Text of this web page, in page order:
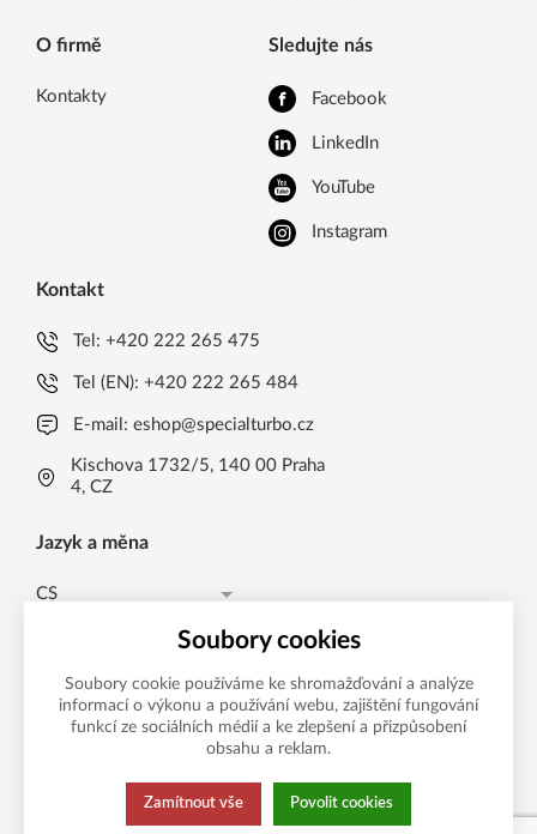
O firmě
Kontakty
Sledujte nás
Facebook
LinkedIn
YouTube
Instagram
Kontakt
Tel:+420 222 265 475
Tel (EN):+420 222 265 484
E-mail:eshop@specialturbo.cz
Kischova 1732/5, 140 00 Praha
4, CZ
Jazyk a měna
CS
EN
Česká koruna CZK (Kč)
Česká koruna CZK (Kč)
EUR (EUR)
Možnosti platby
Soubory cookies
Soubory cookie používáme ke shromažďování a analýze
informací o výkonu a používání webu, zajištění fungování
funkcí ze sociálních médií a ke zlepšení a přizpůsobení
obsahu a reklam.
Zamítnout vše Povolit cookies